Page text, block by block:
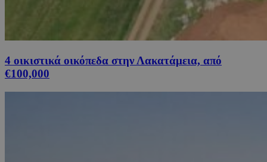
4 οικιστικά οικόπεδα στην Λακατάμεια, από
€100,000